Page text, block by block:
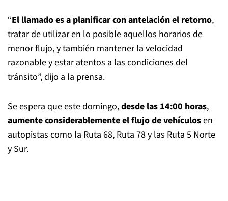
“El llamado es a planificar con antelación el retorno,
tratar de utilizar en lo posible aquellos horarios de
menor flujo, y también mantener la velocidad
razonable y estar atentos a las condiciones del
tránsito”, dijo a la prensa.
Se espera que este domingo,desde las 14:00 horas,
aumente considerablemente el flujo de vehículosen
autopistas como la Ruta 68, Ruta 78 y las Ruta 5 Norte
y Sur.